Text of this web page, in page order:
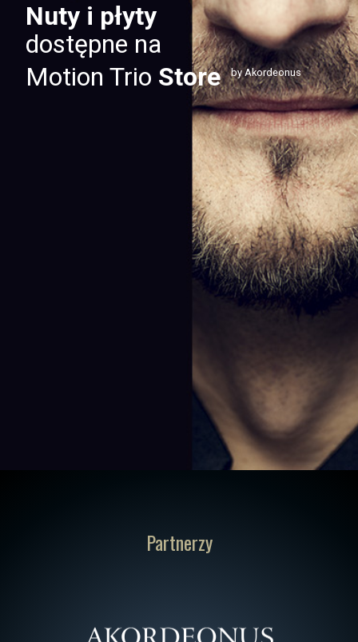
Nuty i płyty
dostępne na
Motion Trio Store by Akordeonus
Partnerzy